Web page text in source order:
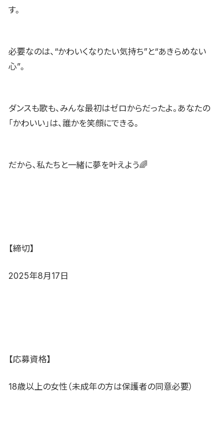
す。
必要なのは、“かわいくなりたい気持ち”と“あきらめない
心”。
ダンスも歌も、みんな最初はゼロからだったよ。あなたの
「かわいい」は、誰かを笑顔にできる。
だから、私たちと一緒に夢を叶えよう🌈
【締切】
2025年8月17日
【応募資格】
18歳以上の女性（未成年の方は保護者の同意必要）